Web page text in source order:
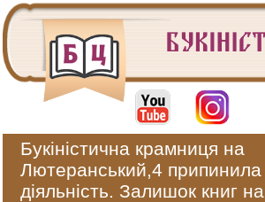
Букіністична крамниця на
Лютеранський,4
діяльність. Залишок книг на